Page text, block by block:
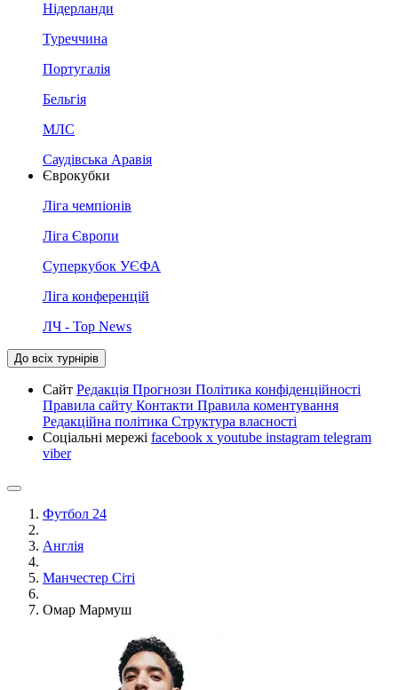
Нідерланди
Туреччина
Португалія
Бельгія
МЛС
Саудівська Аравія
Єврокубки
Ліга чемпіонів
Ліга Європи
Суперкубок УЄФА
Ліга конференцій
ЛЧ - Top News
До всіх турнірів
Сайт Редакція Прогнози Політика конфіденційності
Правила сайту Контакти Правила коментування
Редакційна політика Структура власності
Соціальні мережі facebook x youtube instagram telegram
viber
Футбол 24
Англія
Манчестер Сіті
Омар Мармуш